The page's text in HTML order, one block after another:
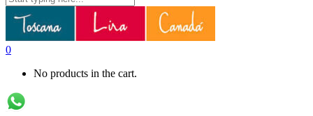
0
No products in the cart.